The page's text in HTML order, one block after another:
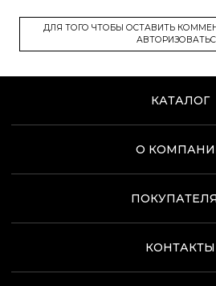
ДЛЯ ТОГО ЧТОБЫ ОСТАВИТЬ
КАТАЛОГ
О
КОНТАКТЫ